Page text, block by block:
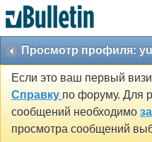
Просмотр профиля:
Если это ваш первый
Справку по форуму. Для
сообщений необходимо
просмотра сообщений